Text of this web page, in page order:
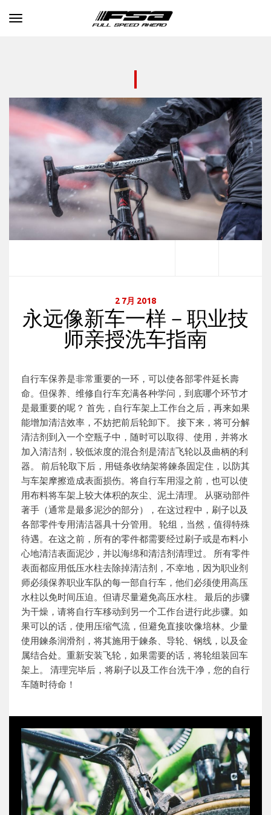
Toggle navigation
2 7月 2018
永远像新车一样－职业技
师亲授洗车指南
自行车保养是非常重要的一环，可以使各部零件延长壽
命。但保养、维修自行车充满各种学问，到底哪个环节才
是最重要的呢？ 首先，自行车架上工作台之后，再来如果
能增加清洁效率，不妨把前后轮卸下。 接下来，将可分解
清洁剂到入一个空瓶子中，随时可以取得、使用，并将水
加入清洁剂，较低浓度的混合剂是清洁飞轮以及曲柄的利
器。 前后轮取下后，用链条收纳架将鍊条固定住，以防其
与车架摩擦造成表面损伤。将自行车用湿之前，也可以使
用布料将车架上较大体积的灰尘、泥土清理。 从驱动部件
著手（通常是最多泥沙的部分），在这过程中，刷子以及
各部零件专用清洁器具十分管用。 轮组，当然，值得特殊
待遇。在这之前，所有的零件都需要经过刷子或是布料小
心地清洁表面泥沙，并以海绵和清洁剂清理过。 所有零件
表面都应用低压水柱去除掉清洁剂，不幸地，因为职业剂
师必须保养职业车队的每一部自行车，他们必须使用高压
水柱以免时间压迫。但请尽量避免高压水柱。 最后的步骤
为干燥，请将自行车移动到另一个工作台进行此步骤。如
果可以的话，使用压缩气流，但避免直接吹像培林。少量
使用鍊条润滑剂，将其施用于鍊条、导轮、钢线，以及金
属结合处。重新安装飞轮，如果需要的话，将轮组装回车
架上。 清理完毕后，将刷子以及工作台洗干净，您的自行
车随时待命！